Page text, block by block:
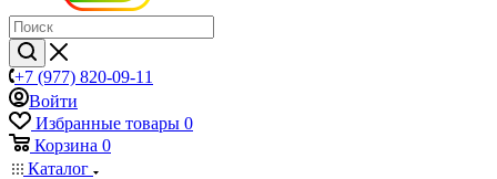
+7 (977) 820-09-11
Войти
Избранные товары 0
Корзина 0
Каталог